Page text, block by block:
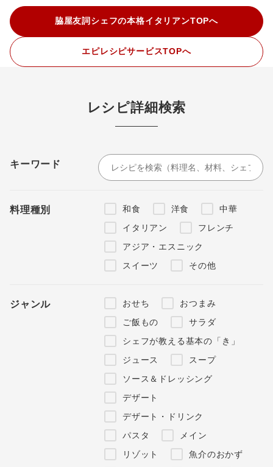
脇屋友詞シェフの本格イタリアンTOPへ
エピレシピサービスTOPへ
レシピ詳細検索
キーワード
料理種別 和食 洋食
中華
イタリアン
フレンチ
アジア・エスニック
スイーツ
その他
ジャンル おせち
おつまみ
ご飯もの
サラダ
シェフが教える基本の「き」
ジュース
スープ
ソース＆ドレッシング
デザート
デザート・ドリンク
パスタ
メイン
リゾット
魚介のおかず